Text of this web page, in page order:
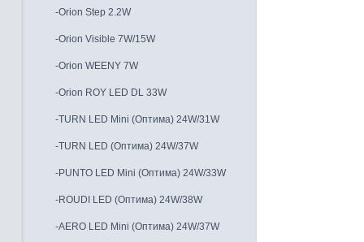
-Orion Step 2.2W
-Orion Visible 7W/15W
-Orion WEENY 7W
-Orion ROY LED DL 33W
-TURN LED Mini (Оптима) 24W/31W
-TURN LED (Оптима) 24W/37W
-PUNTO LED Mini (Оптима) 24W/33W
-ROUDI LED (Оптима) 24W/38W
-AERO LED Mini (Оптима) 24W/37W